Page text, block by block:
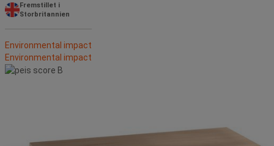
Fremstillet i
Storbritannien
Environmental impact
Environmental impact